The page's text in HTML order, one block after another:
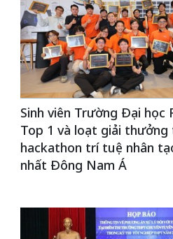
Sinh viên Trường Đại học
Top 1 và loạt giải thưởng
hackathon trí tuệ nhân
nhất Đông Nam Á